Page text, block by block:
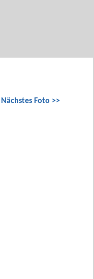
Nächstes Foto >>